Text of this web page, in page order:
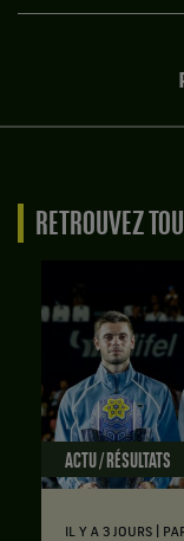
RETROUVEZ
ACTU / RÉSULTATS
IL Y A 3 JOURS